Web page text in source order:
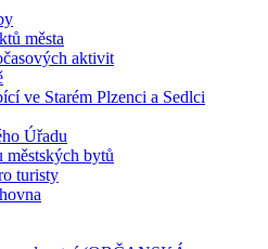
města
aktivit
ve Starém Plzenci a Sedlci
Úřadu
městských bytů
turisty